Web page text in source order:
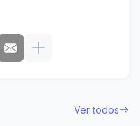
Ver todos